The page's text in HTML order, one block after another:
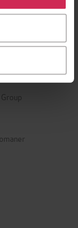
ved å klikke
Jørn Lier Horst